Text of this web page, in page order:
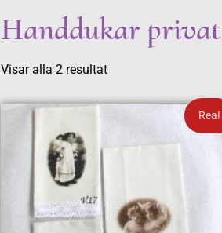
Handdukar privat
Visar alla 2 resultat
Rea!